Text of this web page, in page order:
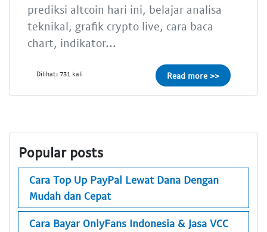
prediksi altcoin hari ini, belajar analisa
teknikal, grafik crypto live, cara baca
chart, indikator...
Dilihat: 731 kali Read more >>
Popular posts
Cara Top Up PayPal Lewat Dana Dengan
Mudah dan Cepat
Cara Bayar OnlyFans Indonesia & Jasa VCC